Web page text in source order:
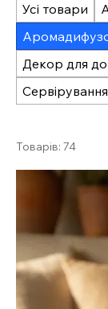
Усі товари
Декор для
Товарів: 74